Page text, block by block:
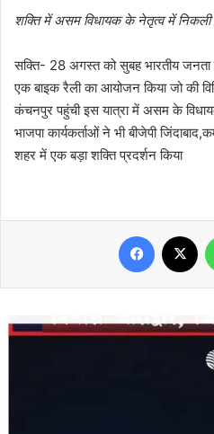
शक्ति में असम विधायक के नेतृत्व में निकली
सक्ति- 28 अगस्त को सुबह भारतीय जनता
एक बाइक रैली का आयोजन किया जो की
कंचनपुर पहुंची इस यात्रा में असम के
भाजपा कार्यकर्ताओं ने भी बीजेपी
शहर में एक बड़ा शक्ति प्रदर्शन किया
Facebook